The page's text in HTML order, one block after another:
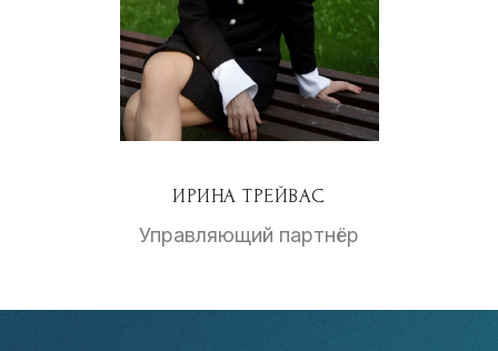
ИРИНА ТРЕЙВАС
Управляющий партнёр